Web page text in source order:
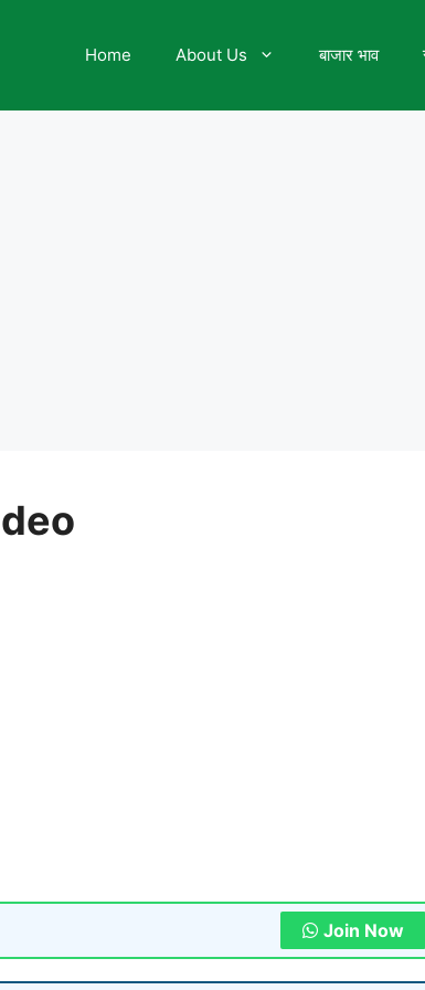
Home About Us बाजार भाव
Join Now